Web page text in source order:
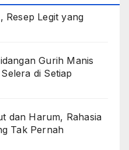
Resep Legit yang
Gurih Manis
di Setiap
dan Harum, Rahasia
Tak Pernah